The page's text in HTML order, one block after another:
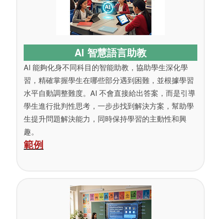
AI 智慧語言助教
AI 能夠化身不同科目的智能助教，協助學生深化學
習，精確掌握學生在哪些部分遇到困難，並根據學習
水平自動調整難度。AI 不會直接給出答案，而是引導
學生進行批判性思考，一步步找到解決方案，幫助學
生提升問題解決能力，同時保持學習的主動性和興
趣。
範例